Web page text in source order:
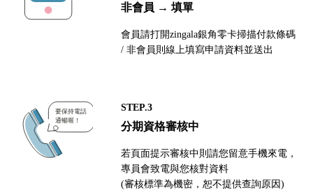
非會員 → 填單
會員請打開zingala銀角零卡掃描付款條碼
/ 非會員則線上填寫申請資料並送出
STEP.3
分期資格審核中
若頁面提示審核中則請您留意手機來電，
專員會致電與您核對資料
(審核標準為機密，恕不提供查詢原因)